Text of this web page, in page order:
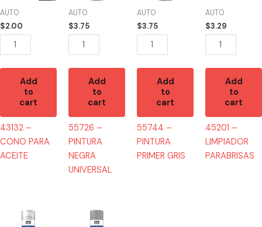
AUTO
$2.00
ACEITE
quantity
Add
to
cart
43132 –
CONO PARA
ACEITE
AUTO
$3.75
UNIVERSAL
quantity
Add
to
cart
55726 –
PINTURA
NEGRA
UNIVERSAL
AUTO
$3.75
GRIS
quantity
Add
to
cart
55744 –
PINTURA
PRIMER GRIS
AUTO
$3.29
quantity
Add
to
cart
45201 –
LIMPIADOR
PARABRISAS
55735
55756